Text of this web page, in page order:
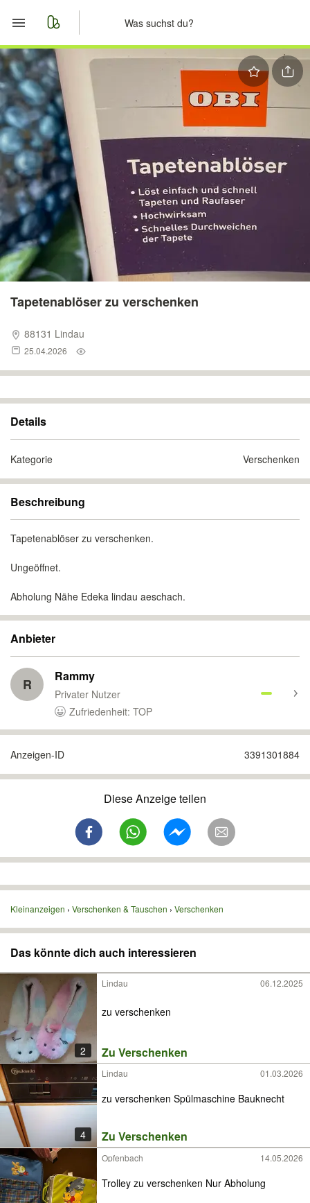
Start
Merkliste
Nachrichten
Anzeige aufgeben
Tapetenablöser zu verschenken
88131 Lindau
25.04.2026
Details
Kategorie Verschenken
Beschreibung
Tapetenablöser zu verschenken.
Ungeöffnet.
Abholung Nähe Edeka lindau aeschach.
Anbieter
R Rammy
Privater Nutzer
Zufriedenheit: TOP
Anzeigen-ID 3391301884
Diese Anzeige teilen
Kleinanzeigen Verschenken & Tauschen Verschenken
Das könnte dich auch interessieren
2
Lindau 06.12.2025
zu verschenken
Zu Verschenken
4
Lindau 01.03.2026
zu verschenken Spülmaschine Bauknecht
Zu Verschenken
Opfenbach 14.05.2026
Trolley zu verschenken Nur Abholung